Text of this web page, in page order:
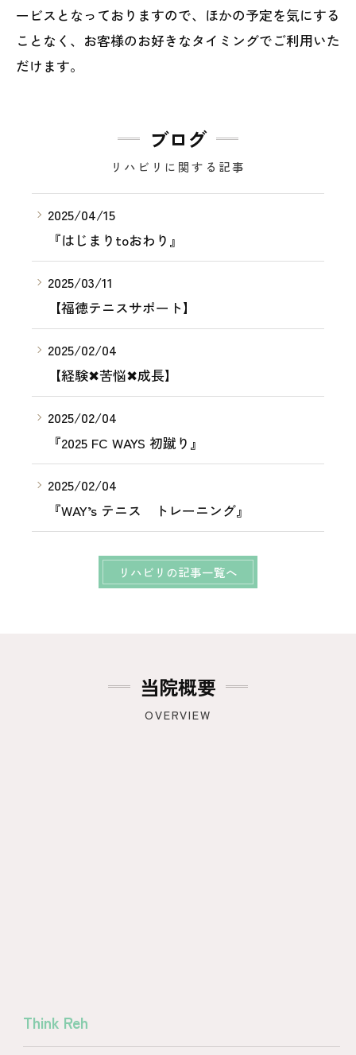
ービスとなっておりますので、ほかの予定を気にする
ことなく、お客様のお好きなタイミングでご利用いた
だけます。
ブログ
リハビリに関する記事
2025/04/15
『はじまりtoおわり』
2025/03/11
【福徳テニスサポート】
2025/02/04
【経験✖︎苦悩✖︎成長】
2025/02/04
『2025 FC WAYS 初蹴り』
2025/02/04
『WAY’s テニス トレーニング』
リハビリの記事一覧へ
当院概要
OVERVIEW
Think Reh